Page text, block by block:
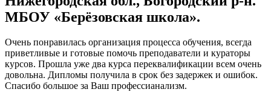
МБОУ «Берёзовская школа».
Очень понравилась организация процесса обучения, всегда
приветливые и готовые помочь преподаватели и кураторы
курсов. Прошла уже два курса переквалификации всем очень
довольна. Дипломы получила в срок без задержек и ошибок.
Спасибо большое за Ваш профессианализм.